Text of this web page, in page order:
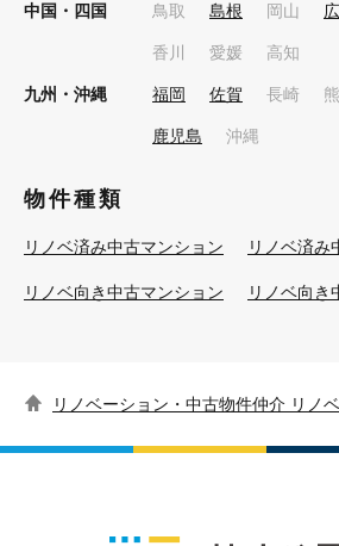
中国・四国 鳥取 島根 岡山
香川 愛媛 高知
九州・沖縄 福岡 佐賀 長崎
鹿児島 沖縄
物件種類
リノベ済み中古マンション リノベ済み
リノベ向き中古マンション リノベ向き
リノベーション・中古物件仲介 リノ